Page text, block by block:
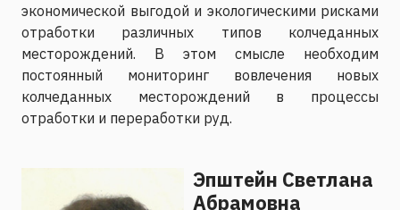
экономической выгодой и экологическими рисками
отработки различных типов колчеданных
месторождений. В этом смысле необходим
постоянный мониторинг вовлечения новых
колчеданных месторождений в процессы
отработки и переработки руд.
Эпштейн Светлана
Абрамовна